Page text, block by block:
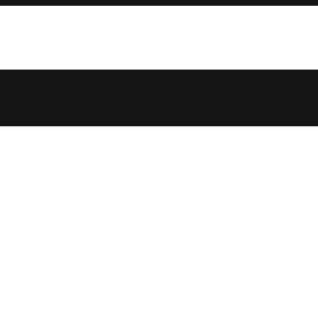
Vitamín
v našem těle?